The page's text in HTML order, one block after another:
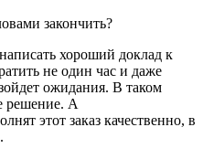
закончить?
хороший доклад к
не один час и даже
ожидания. В таком
решение. А
этот заказ качественно, в